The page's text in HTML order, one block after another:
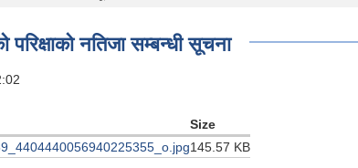
नतिजा सम्बन्धी सूचना
Size
145.57 KB